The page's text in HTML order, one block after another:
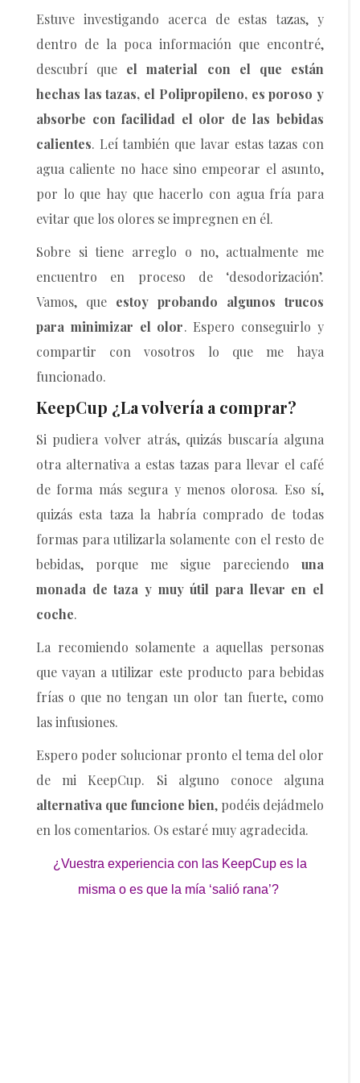
Estuve investigando acerca de estas tazas, y
dentro de la poca información que encontré,
descubrí que el material con el que están
hechas las tazas, el Polipropileno, es poroso y
absorbe con facilidad el olor de las bebidas
calientes. Leí también que lavar estas tazas con
agua caliente no hace sino empeorar el asunto,
por lo que hay que hacerlo con agua fría para
evitar que los olores se impregnen en él.
Sobre si tiene arreglo o no, actualmente me
encuentro en proceso de ‘desodorización’.
Vamos, que estoy probando algunos trucos
para minimizar el olor. Espero conseguirlo y
compartir con vosotros lo que me haya
funcionado.
KeepCup ¿La volvería a comprar?
Si pudiera volver atrás, quizás buscaría alguna
otra alternativa a estas tazas para llevar el café
de forma más segura y menos olorosa. Eso sí,
quizás esta taza la habría comprado de todas
formas para utilizarla solamente con el resto de
bebidas, porque me sigue pareciendo una
monada de taza y muy útil para llevar en el
coche.
La recomiendo solamente a aquellas personas
que vayan a utilizar este producto para bebidas
frías o que no tengan un olor tan fuerte, como
las infusiones.
Espero poder solucionar pronto el tema del olor
de mi KeepCup. Si alguno conoce alguna
alternativa que funcione bien, podéis dejádmelo
en los comentarios. Os estaré muy agradecida.
¿Vuestra experiencia con las KeepCup es la
misma o es que la mía ‘salió rana’?